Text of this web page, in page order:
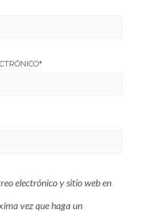
*
electrónico y sitio web en
vez que haga un